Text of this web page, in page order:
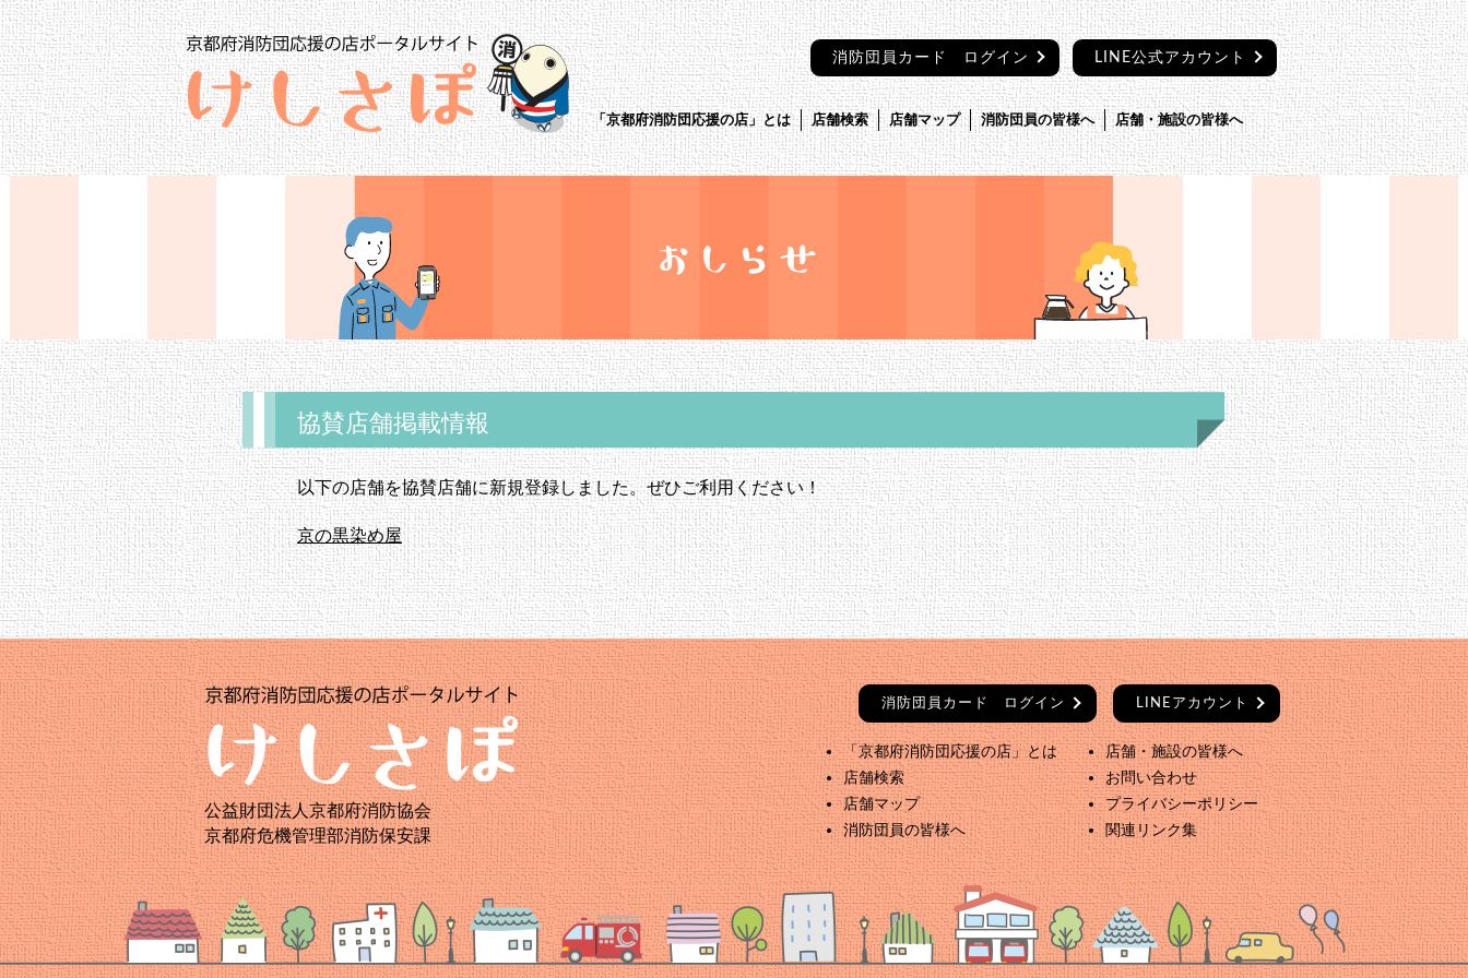
LINE公式アカウント
消防団員カード ログイン
「京都府消防団応援の店」とは 店舗検索 店舗マップ 消防団員の皆様へ 店舗・施設の皆様へ
協賛店舗掲載情報
以下の店舗を協賛店舗に新規登録しました。ぜひご利用ください！
京の黒染め屋
公益財団法人京都府消防協会
京都府危機管理部消防保安課
LINEアカウント
消防団員カード ログイン
「京都府消防団応援の店」とは
店舗検索
店舗マップ
消防団員の皆様へ
店舗・施設の皆様へ
お問い合わせ
プライバシーポリシー
関連リンク集